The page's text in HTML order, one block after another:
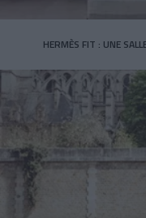
HERMÈS FIT : UNE